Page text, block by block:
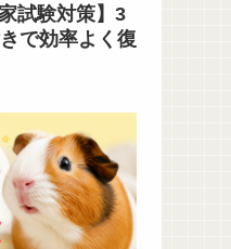
試験対策】3
で効率よく復